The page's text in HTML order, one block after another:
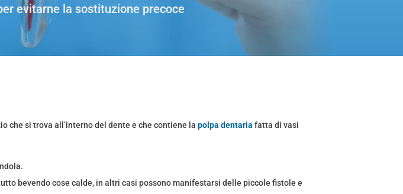
evitarne la sostituzione precoce
che si trova all’interno del dente e che contiene la polpa dentaria fatta di vasi
bevendo cose calde, in altri casi possono manifestarsi delle piccole fistole e